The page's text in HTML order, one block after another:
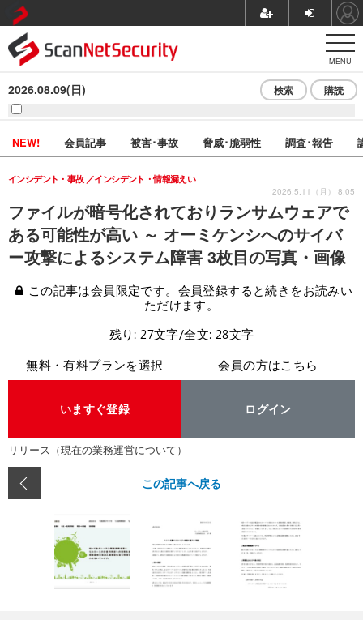
MENU
2026.08.09(日) 検索 購読
NEW! 会員記事 被害･事故 脅威･脆弱性 調査･報告
ファイルが暗号化されておりランサムウェアで
ある可能性が高い ～ オーミケンシへのサイバ
ー攻撃によるシステム障害 3枚目の写真・画像
インシデント・事故 インシデント・情報漏えい
2026.5.11（月） 8:05
この記事は会員限定です。会員登録すると続きをお読みい
ただけます。
残り: 27文字/全文: 28文字
無料・有料プランを選択
いますぐ登録
会員の方はこちら
ログイン
リリース（現在の業務運営について）
この記事へ戻る